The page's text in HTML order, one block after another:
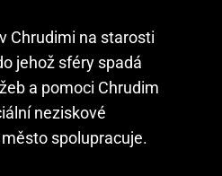
Chrudimi na starosti
jehož sféry spadá
a pomoci Chrudim
neziskové
spolupracuje.